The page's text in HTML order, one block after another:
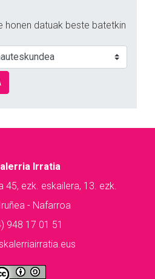
honen datuak beste batetkin
Irratia
45, ezk. eskailera, 13. ezk.
- Nafarroa
948 17 01 51